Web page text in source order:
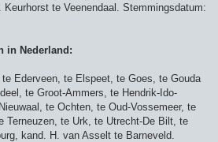
Keurhorst te Veenendaal. Stemmingsdatum:
in Nederland:
Ederveen, te Elspeet, te Goes, te Gouda
te Groot-Ammers, te Hendrik-Ido-
te Ochten, te Oud-Vossemeer, te
Terneuzen, te Urk, te Utrecht-De Bilt, te
kand. H. van Asselt te Barneveld.